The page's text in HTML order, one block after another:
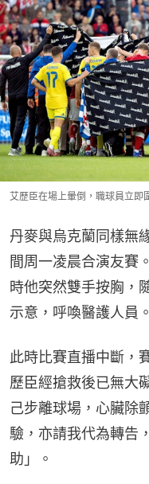
艾歷臣在場上暈倒，職球員立即
丹麥與烏克蘭同樣無
間周一凌晨合演友賽
時他突然雙手按胸，
示意，呼喚醫護人員。
此時比賽直播中斷，
歷臣經搶救後已無大
己步離球場，心臟除
驗，亦請我代為轉告
助」。